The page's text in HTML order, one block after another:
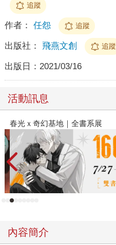
追蹤
作者： 任怨 追蹤
出版社： 飛燕文創 追蹤
出版日： 2021/03/16
活動訊息
春光ｘ奇幻基地｜全書系展
內容簡介